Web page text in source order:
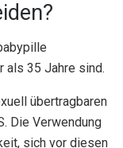
als 35 Jahre sind.
übertragbaren
Die Verwendung
sich vor diesen